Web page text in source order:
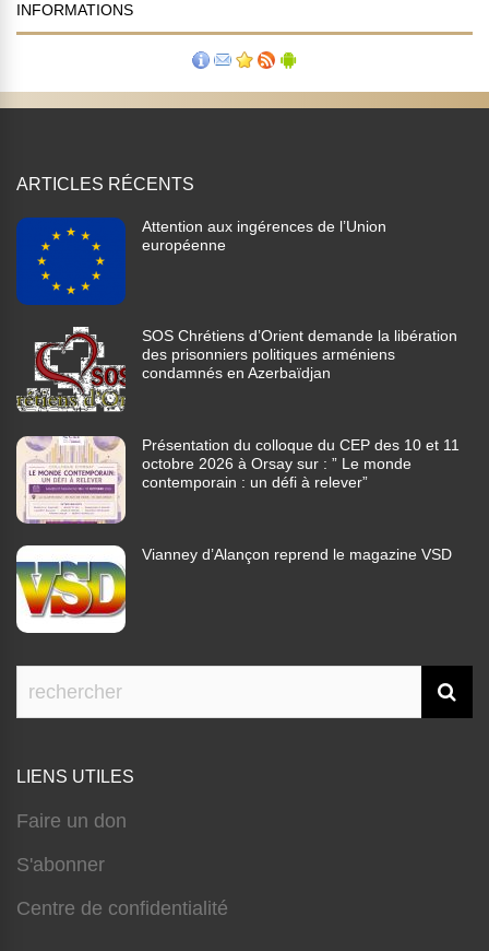
INFORMATIONS
ARTICLES RÉCENTS
Attention aux ingérences de l’Union
européenne
SOS Chrétiens d’Orient demande la libération
des prisonniers politiques arméniens
condamnés en Azerbaïdjan
Présentation du colloque du CEP des 10 et 11
octobre 2026 à Orsay sur : ” Le monde
contemporain : un défi à relever”
Vianney d’Alançon reprend le magazine VSD
LIENS UTILES
Faire un don
S'abonner
Centre de confidentialité